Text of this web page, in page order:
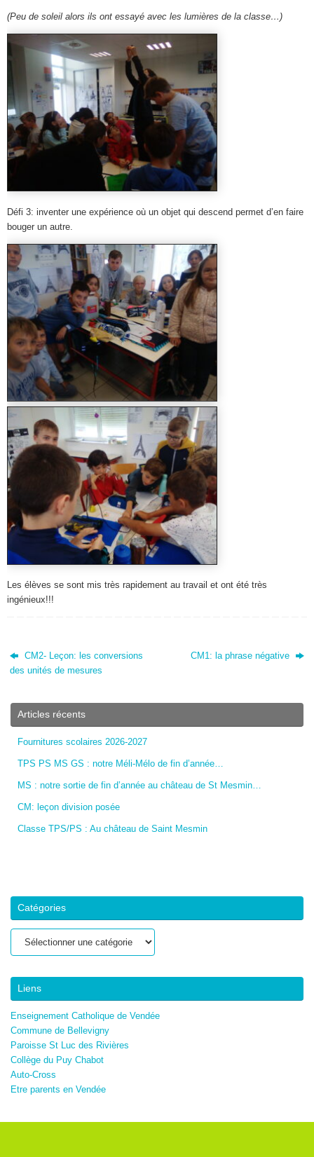
(Peu de soleil alors ils ont essayé avec les lumières de la classe…)
Défi 3: inventer une expérience où un objet qui descend permet d’en faire
bouger un autre.
Les élèves se sont mis très rapidement au travail et ont été très
ingénieux!!!
CM2- Leçon: les conversions
des unités de mesures
CM1: la phrase négative
Articles récents
Fournitures scolaires 2026-2027
TPS PS MS GS : notre Méli-Mélo de fin d’année…
MS : notre sortie de fin d’année au château de St Mesmin…
CM: leçon division posée
Classe TPS/PS : Au château de Saint Mesmin
Catégories
Liens
Enseignement Catholique de Vendée
Commune de Bellevigny
Paroisse St Luc des Rivières
Collège du Puy Chabot
Auto-Cross
Etre parents en Vendée